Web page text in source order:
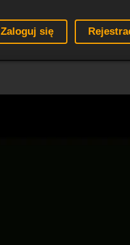
Zaloguj się